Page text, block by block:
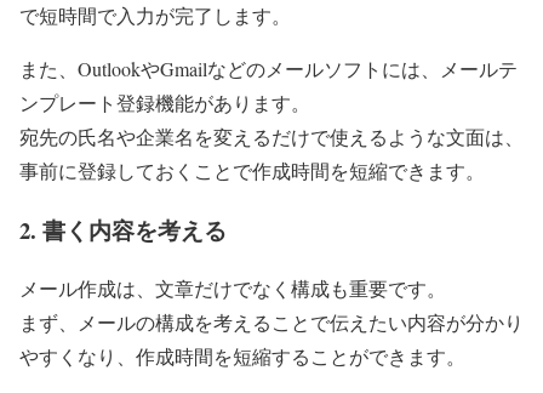
で短時間で入力が完了します。
また、OutlookやGmailなどのメールソフトには、メールテ
ンプレート登録機能があります。
宛先の氏名や企業名を変えるだけで使えるような文面は、
事前に登録しておくことで作成時間を短縮できます。
2. 書く内容を考える
メール作成は、文章だけでなく構成も重要です。
まず、メールの構成を考えることで伝えたい内容が分かり
やすくなり、作成時間を短縮することができます。